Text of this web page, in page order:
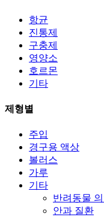
항균
진통제
구충제
영양소
호르몬
기타
제형별
주입
경구용 액상
볼러스
가루
기타
반려동물
안과 질환